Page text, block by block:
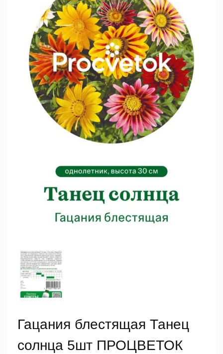
Гацания блестящая Танец
солнца 5шт ПРОЦВЕТОК